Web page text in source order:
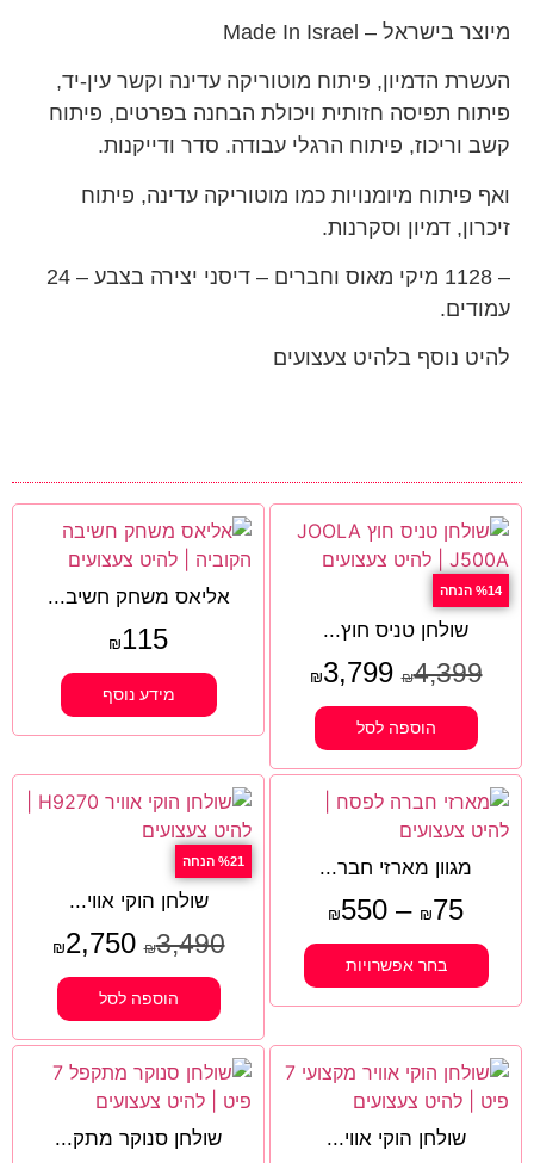
מיוצר בישראל – Made In Israel
העשרת הדמיון, פיתוח מוטוריקה עדינה וקשר עין-יד,
פיתוח תפיסה חזותית ויכולת הבחנה בפרטים, פיתוח
קשב וריכוז, פיתוח הרגלי עבודה. סדר ודייקנות.
ואף פיתוח מיומנויות כמו מוטוריקה עדינה, פיתוח
זיכרון, דמיון וסקרנות.
– 1128 מיקי מאוס וחברים – דיסני יצירה בצבע – 24
עמודים.
להיט נוסף בלהיט צעצועים
%14 הנחה
שולחן טניס חוץ...
₪4,399
₪3,799
הוספה לסל
אליאס משחק חשיב...
₪115
מידע נוסף
מגוון מארזי חבר...
₪75
–
₪550
בחר אפשרויות
%21 הנחה
שולחן הוקי אווי...
₪3,490
₪2,750
הוספה לסל
שולחן הוקי אווי... שולחן סנוקר מתק...